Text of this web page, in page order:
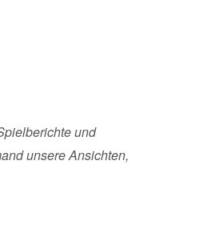
und
unsere Ansichten,